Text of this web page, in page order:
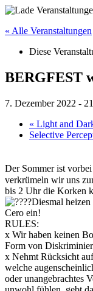
« Alle Veranstaltungen
Diese
BERGFEST
7. Dezember 2022 -
« Light and
Selective
Der Sommer ist
verkrümeln wir uns
bis 2 Uhr die Korken
Diesmal
Cero ein!
RULES:
x Wir haben keinen
Form von
x Nehmt Rücksicht
welche
oder unangebrachtes